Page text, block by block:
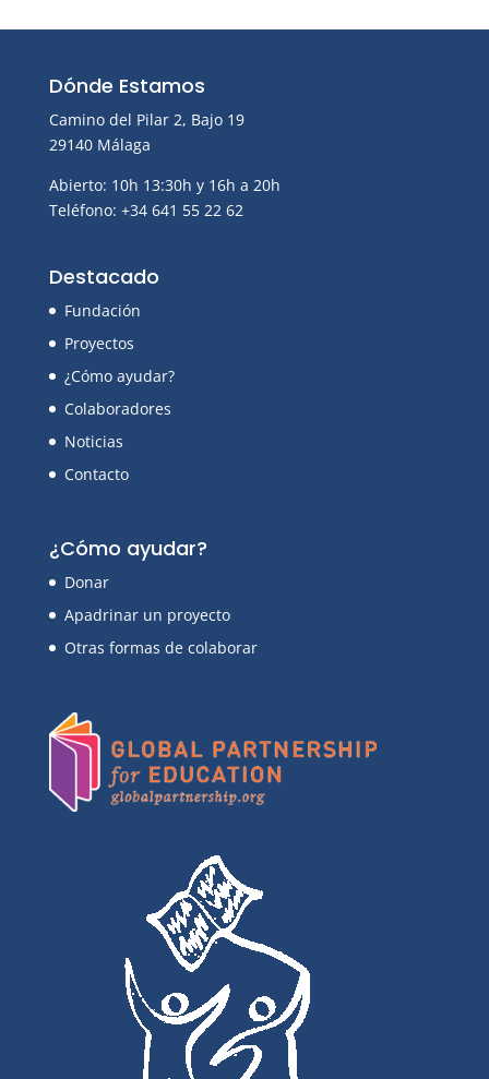
Dónde Estamos
Camino del Pilar 2, Bajo 19
29140 Málaga
Abierto: 10h 13:30h y 16h a 20h
Teléfono: +34 641 55 22 62
Destacado
Fundación
Proyectos
¿Cómo ayudar?
Colaboradores
Noticias
Contacto
¿Cómo ayudar?
Donar
Apadrinar un proyecto
Otras formas de colaborar